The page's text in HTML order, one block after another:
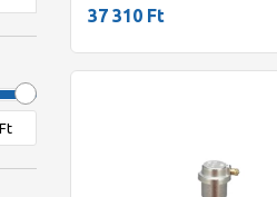
37 310 Ft